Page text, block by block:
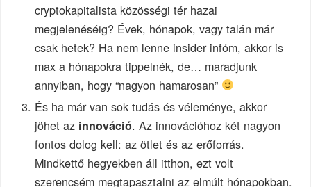
cryptokapitalista közösségi tér hazai
megjelenéséig? Évek, hónapok, vagy talán már
csak hetek? Ha nem lenne insider infóm, akkor is
max a hónapokra tippelnék, de… maradjunk
annyiban, hogy “nagyon hamarosan”
És ha már van sok tudás és véleménye, akkor
jöhet az innováció. Az innovációhoz két nagyon
fontos dolog kell: az ötlet és az erőforrás.
Mindkettő hegyekben áll itthon, ezt volt
szerencsém megtapasztalni az elmúlt hónapokban.